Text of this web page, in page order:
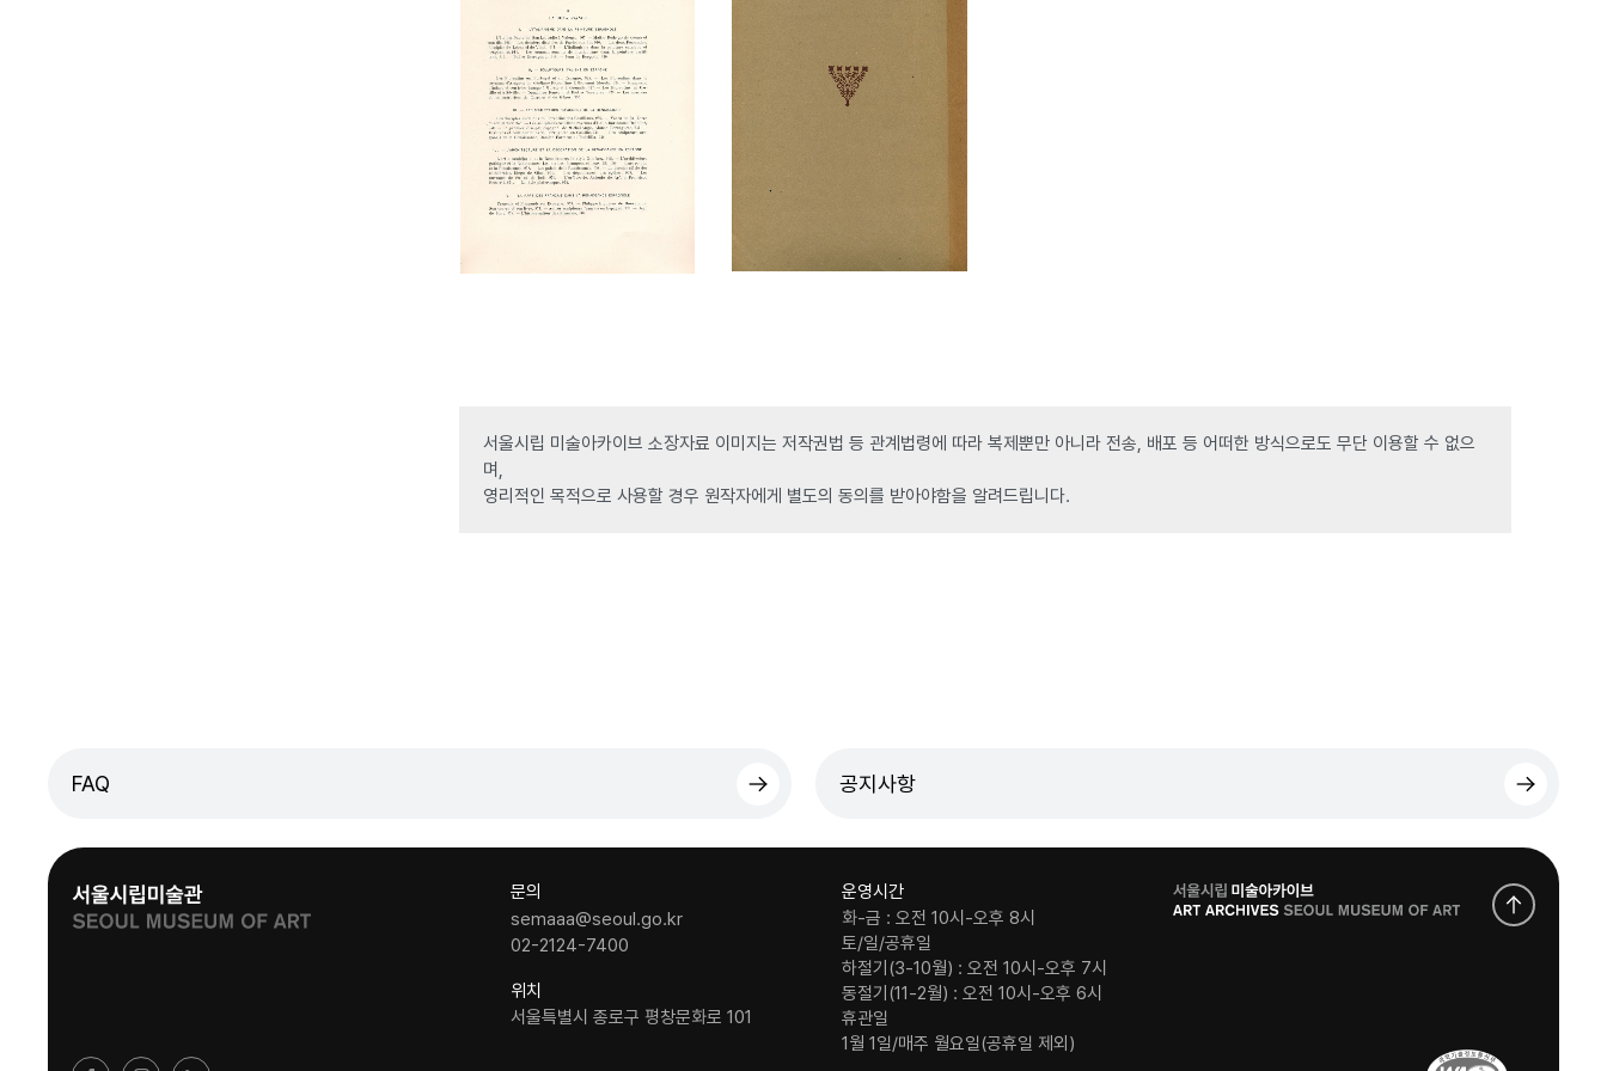
서울시립 미술아카이브 소장자료 이미지는 저작권법 등 관계법령에 따라 복제뿐만 아니라 전송, 배포 등 어떠한 방식으로도 무단 이용할 수 없으
며,
영리적인 목적으로 사용할 경우 원작자에게 별도의 동의를 받아야함을 알려드립니다.
FAQ 공지사항
문의
semaaa@seoul.go.kr
02-2124-7400
위치
서울특별시 종로구 평창문화로 101
운영시간
화-금 : 오전 10시-오후 8시
토/일/공휴일
하절기(3-10월) : 오전 10시-오후 7시
동절기(11-2월) : 오전 10시-오후 6시
휴관일
1월 1일/매주 월요일(공휴일 제외)
로
고